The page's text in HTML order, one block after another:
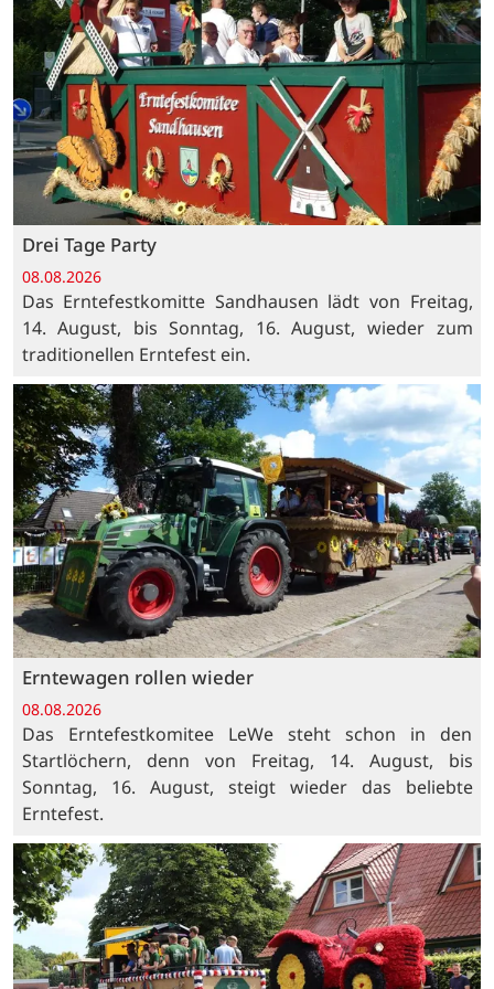
Drei Tage Party
08.08.2026
Das Erntefestkomitte Sandhausen lädt von Freitag,
14. August, bis Sonntag, 16. August, wieder zum
traditionellen Erntefest ein.
Erntewagen rollen wieder
08.08.2026
Das Erntefestkomitee LeWe steht schon in den
Startlöchern, denn von Freitag, 14. August, bis
Sonntag, 16. August, steigt wieder das beliebte
Erntefest.